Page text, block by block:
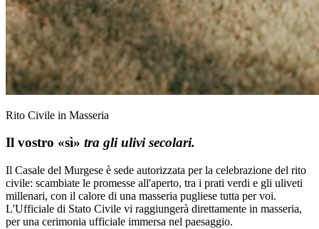
Rito Civile in Masseria
Il vostro «sì» tra gli ulivi secolari.
Il Casale del Murgese è sede autorizzata per la celebrazione del rito
civile: scambiate le promesse all'aperto, tra i prati verdi e gli uliveti
millenari, con il calore di una masseria pugliese tutta per voi.
L'Ufficiale di Stato Civile vi raggiungerà direttamente in masseria,
per una cerimonia ufficiale immersa nel paesaggio.